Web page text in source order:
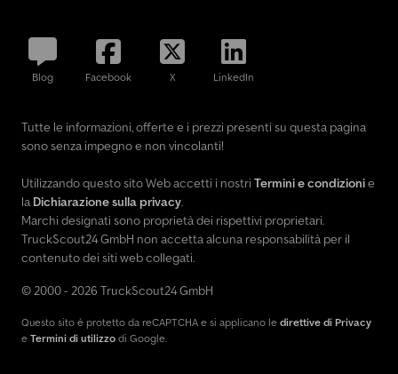
Blog Facebook X LinkedIn
Tutte le informazioni, offerte e i prezzi presenti su questa pagina
sono senza impegno e non vincolanti!
Utilizzando questo sito Web accetti i nostri Termini e condizionie
la Dichiarazione sulla privacy.
Marchi designati sono proprietà dei rispettivi proprietari.
TruckScout24 GmbH non accetta alcuna responsabilità per il
contenuto dei siti web collegati.
© 2000 - 2026 TruckScout24 GmbH
Questo sito è protetto da reCAPTCHA e si applicano le direttive di Privacy
e Termini di utilizzo di Google.